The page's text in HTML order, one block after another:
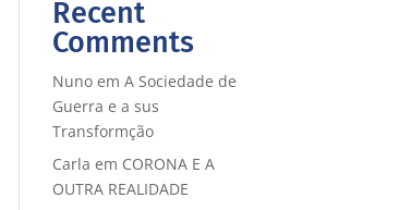
Recent
Comments
Nuno emA Sociedade de
Guerra e a sus
Transformção
Carla em CORONA E A
OUTRA REALIDADE